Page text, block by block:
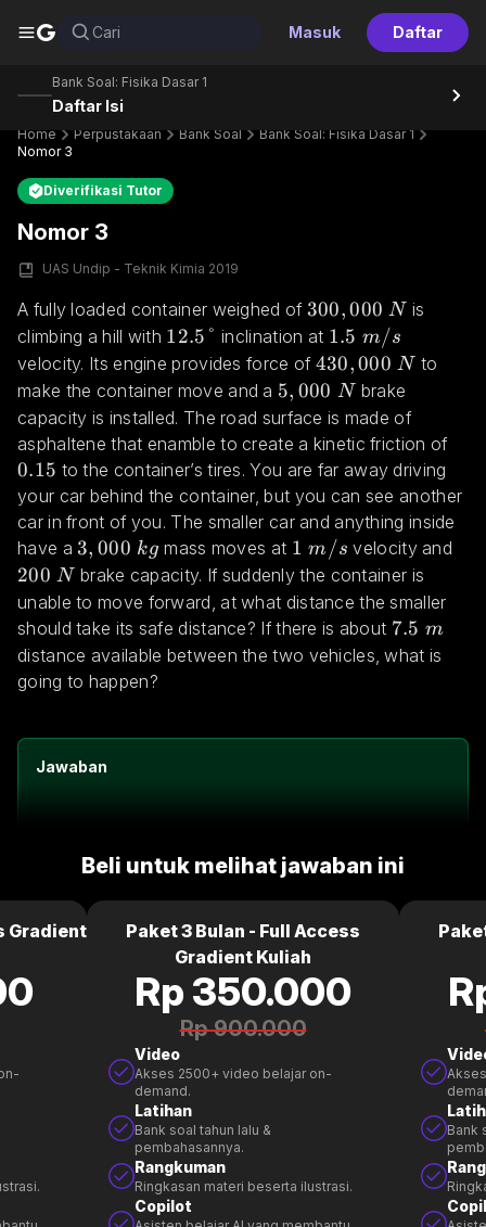
G Cari Masuk Daftar
Bank Soal: Fisika Dasar 1
Daftar Isi
Home Perpustakaan Bank Soal
Bank Soal: Fisika Dasar 1
Nomor 3
Diverifikasi Tutor
Nomor 3
UAS Undip - Teknik Kimia 2019
A fully loaded container weighed of 300,000 \space N
300,000 N is
climbing a hill with 12.5 \degree
12.5° inclination at 1.5 \space m/s
1.5 m/s
velocity. Its engine provides force of 430,000 \space N
430,000 N to
make the container move and a 5,000 \space N
5, 000 N brake
capacity is installed. The road surface is made of
asphaltene that enamble to create a kinetic friction of
0.15 to the container’s tires. You are far away driving
your car behind the container, but you can see another
car in front of you. The smaller car and anything inside
have a 3,000 \space kg
3, 000 kg mass moves at 1 \space m/s
1 m/s velocity and
200 N brake capacity. If suddenly the container is
unable to move forward, at what distance the smaller
should take its safe distance? If there is about 7.5
7.5 m
distance available between the two vehicles, what is
going to happen?
Jawaban
Beli untuk melihat jawaban ini
Gradient
Paket 3 Bulan - Full Access
Gradient Kuliah
Rp 350.000
Rp 900.000
Video
Akses 2500+ video belajar on-
demand.
Latihan
Bank soal tahun lalu &
pembahasannya.
Rangkuman
Ringkasan materi beserta ilustrasi.
Copilot
Bank